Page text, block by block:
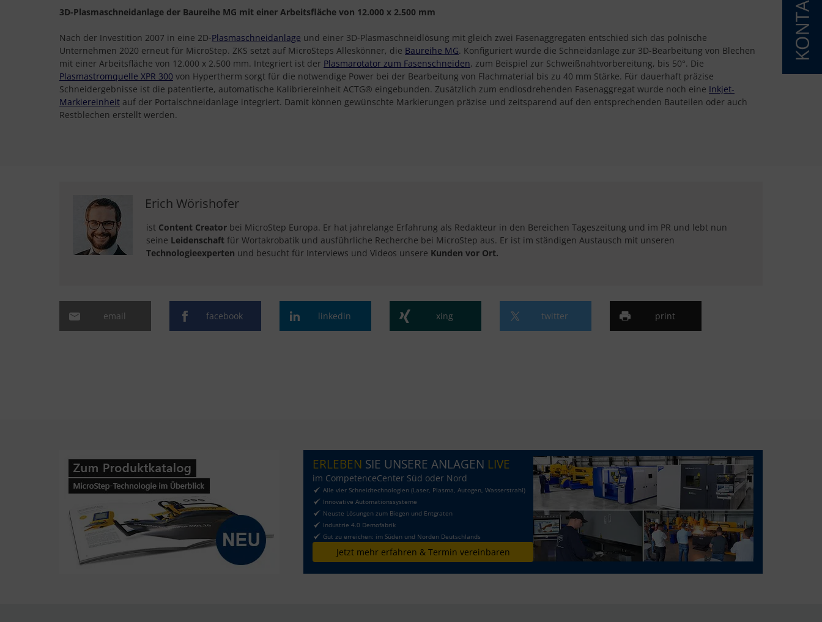
3D-Plasmaschneidanlage der Baureihe MG mit einer Arbeitsfläche von 12.000 x 2.500 mm
Nach der Investition 2007 in eine 2D-Plasmaschneidanlage und einer 3D-Plasmaschneidlösung mit gleich zwei Fasenaggregaten entschied sich das polnische
Unternehmen 2020 erneut für MicroStep. ZKS setzt auf MicroSteps Alleskönner, die Baureihe MG. Konfiguriert wurde die Schneidanlage zur 3D-Bearbeitung von Blechen
mit einer Arbeitsfläche von 12.000 x 2.500 mm. Integriert ist der Plasmarotator zum Fasenschneiden, zum Beispiel zur Schweißnahtvorbereitung, bis 50°. Die
Plasmastromquelle XPR 300 von Hypertherm sorgt für die notwendige Power bei der Bearbeitung von Flachmaterial bis zu 40 mm Stärke. Für dauerhaft präzise
Schneidergebnisse ist die patentierte, automatische Kalibriereinheit ACTG® eingebunden. Zusätzlich zum endlosdrehenden Fasenaggregat wurde noch eine Inkjet-
Markiereinheit auf der Portalschneidanlage integriert. Damit können gewünschte Markierungen präzise und zeitsparend auf den entsprechenden Bauteilen oder auch
Restblechen erstellt werden.
Erich Wörishofer
ist Content Creator bei MicroStep Europa. Er hat jahrelange Erfahrung als Redakteur in den Bereichen Tageszeitung und im PR und lebt nun
seine Leidenschaft für Wortakrobatik und ausführliche Recherche bei MicroStep aus. Er ist im ständigen Austausch mit unseren
Technologieexperten und besucht für Interviews und Videos unsere Kunden vor Ort.​
email facebook linkedin xing twitter print
ERLEBEN SIE UNSERE ANLAGEN LIVE
im CompetenceCenter Süd oder Nord
Alle vier Schneidtechnologien (Laser, Plasma, Autogen, Wasserstrahl)
Innovative Automationssysteme
Neuste Lösungen zum Biegen und Entgraten
Industrie 4.0 Demofabrik
Gut zu erreichen: im Süden und Norden Deutschlands
Jetzt mehr erfahren & Termin vereinbaren